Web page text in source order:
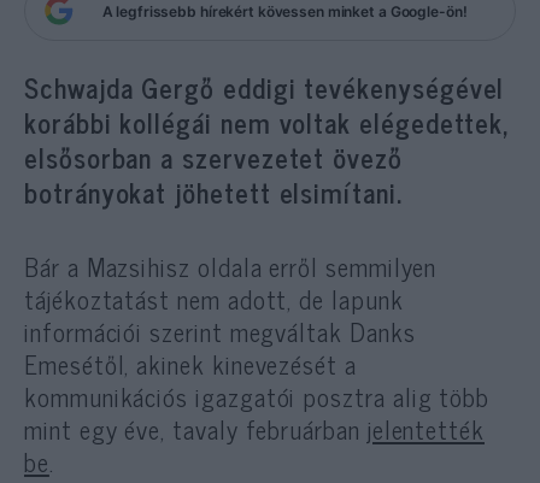
A legfrissebb hírekért kövessen minket a Google-ön!
Schwajda Gergő eddigi tevékenységével
korábbi kollégái nem voltak elégedettek,
elsősorban a szervezetet övező
botrányokat jöhetett elsimítani.
Bár a Mazsihisz oldala erről semmilyen
tájékoztatást nem adott, de lapunk
információi szerint megváltak Danks
Emesétől, akinek kinevezését a
kommunikációs igazgatói posztra alig több
mint egy éve, tavaly februárban jelentették
be.